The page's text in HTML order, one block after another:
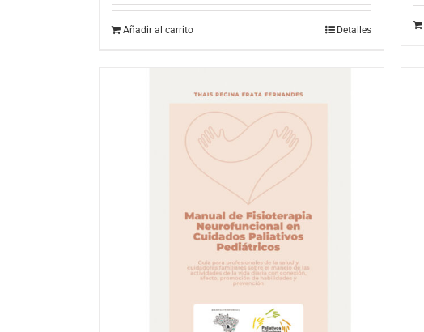
Añadir al carrito Detalles